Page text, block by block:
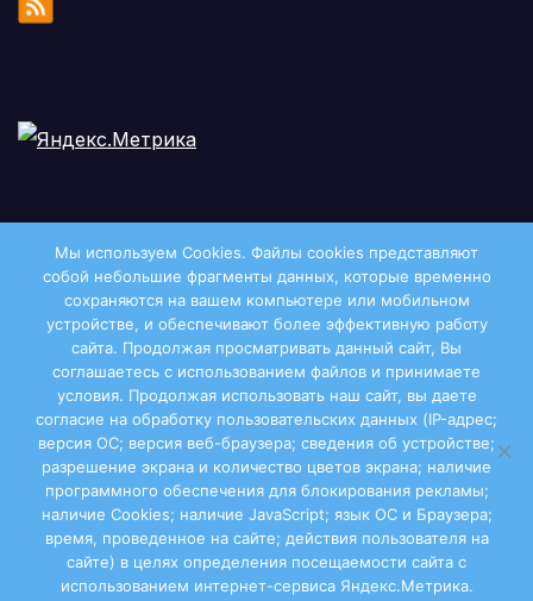
Двиноважье
Сайт работает на WordPress|Тема: Newsup, автор
Themeansar
Мы используем Cookies. Файлы сookies представляют
собой небольшие фрагменты данных, которые временно
сохраняются на вашем компьютере или мобильном
устройстве, и обеспечивают более эффективную работу
сайта. Продолжая просматривать данный сайт, Вы
соглашаетесь с использованием файлов и принимаете
условия. Продолжая использовать наш сайт, вы даете
согласие на обработку пользовательских данных (IP-адрес;
версия ОС; версия веб-браузера; сведения об устройстве;
разрешение экрана и количество цветов экрана; наличие
программного обеспечения для блокирования рекламы;
наличие Cookies; наличие JavaScript; язык ОС и Браузера;
время, проведенное на сайте; действия пользователя на
сайте) в целях определения посещаемости сайта с
использованием интернет-сервиса Яндекс.Метрика.